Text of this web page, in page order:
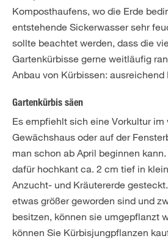
Komposthaufens, wo die Erde
entstehende Sickerwasser sehr
sollte beachtet werden, dass die
Gartenkürbisse gerne weitläufig
Anbau von Kürbissen: ausreichend
Gartenkürbis säen
Es empfiehlt sich eine Vorkultur im
Gewächshaus oder auf der
man schon ab April beginnen
dafür hochkant ca. 2 cm tief in
Anzucht- und Kräutererde
etwas größer geworden sind und
besitzen, können sie umgepflanzt
können Sie Kürbisjungpflanzen